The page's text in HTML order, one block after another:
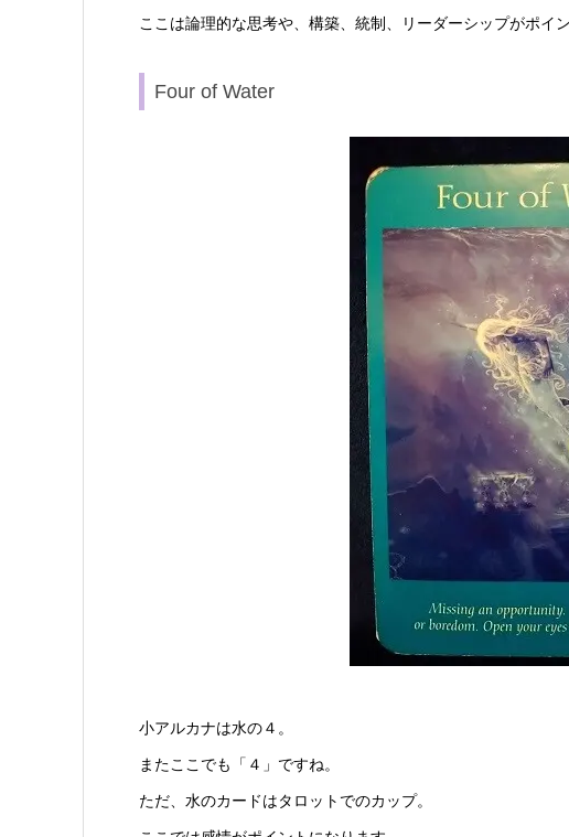
ここは論理的な思考や、構築、統制、リーダーシップがポイ
Four of Water
小アルカナは水の４。
またここでも「４」ですね。
ただ、水のカードはタロットでのカップ。